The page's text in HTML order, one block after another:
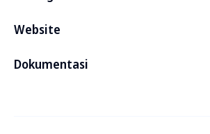
Website
Dokumentasi